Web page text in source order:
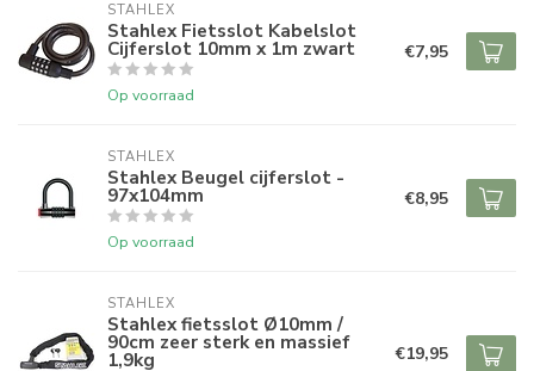
STAHLEX
Stahlex Fietsslot Kabelslot
Cijferslot 10mm x 1m zwart
Op voorraad
€7,95
STAHLEX
Stahlex Beugel cijferslot -
97x104mm
Op voorraad
€8,95
STAHLEX
Stahlex fietsslot Ø10mm /
90cm zeer sterk en massief
1,9kg €19,95